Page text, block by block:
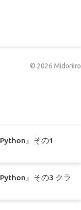
© 2026 Midoriiro
』その1
』その3 クラ